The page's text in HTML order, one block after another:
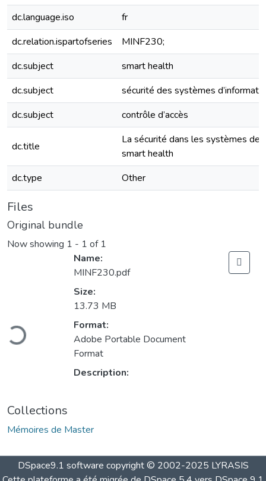
dc.language.iso
fr
dc.relation.ispartofseries
MINF230;
dc.subject
smart health
dc.subject
sécurité des systèmes
dc.subject
contrôle d’accès
dc.title
La sécurité dans les systèmes de
smart health
dc.type
Other
Files
Original bundle
Now showing 1 - 1 of 1
Name:
MINF230.pdf
Size:
13.73 MB
Format:
Adobe Portable Document
Format
Description:
Collections
Mémoires de Master
DSpace9.1 software copyright © 2002-2025 LYRASIS